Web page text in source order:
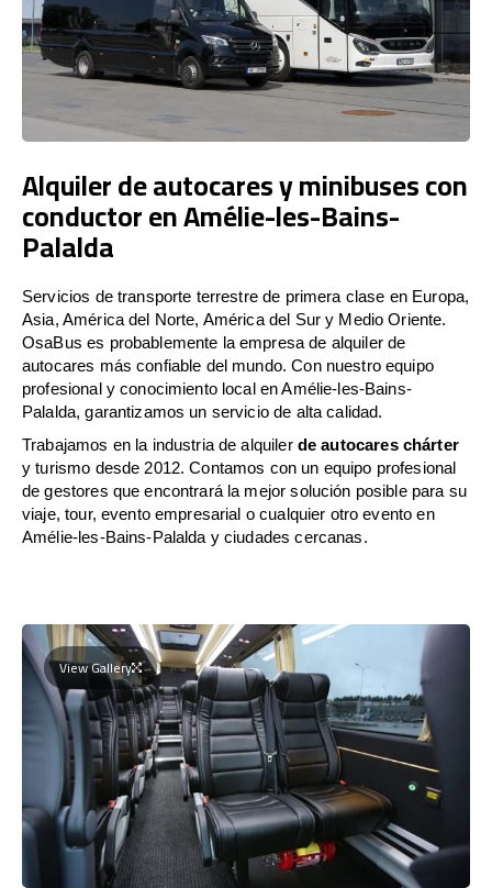
Alquiler de autocares y minibuses con
conductor en Amélie-les-Bains-
Palalda
Servicios de transporte terrestre de primera clase en Europa,
Asia, América del Norte, América del Sur y Medio Oriente.
OsaBus es probablemente la empresa de alquiler de
autocares más confiable del mundo. Con nuestro equipo
profesional y conocimiento local en Amélie-les-Bains-
Palalda, garantizamos un servicio de alta calidad.
Trabajamos en la industria de alquiler de autocares chárter
y turismo desde 2012. Contamos con un equipo profesional
de gestores que encontrará la mejor solución posible para su
viaje, tour, evento empresarial o cualquier otro evento en
Amélie-les-Bains-Palalda y ciudades cercanas.
View Gallery